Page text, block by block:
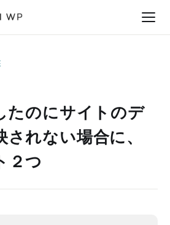
たのにサイトのデ
れない場合に、
２つ